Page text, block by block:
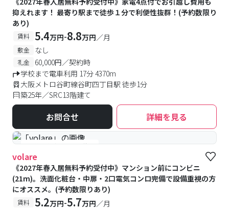
抑えれます！ 最寄り駅まで徒歩１分で利便性抜群！(予約数限り
あり)
賃料 5.4万円-8.8万円／月
敷金 なし
礼金
60,000円／契約時
学校まで電車利用 17分 4370m
大阪メトロ谷町線谷町四丁目駅 徒歩1分
築25年／SRC13階建て
お問合せ 詳細を見る
#予約受付中 #空室待ち
volare
《2027年春入居無料予約受付中》マンション前にコンビニ
(21m)。洗面化粧台・中扉・2口電気コンロ完備で設備重視の方
にオススメ。(予約数限りあり)
賃料 5.2万円-5.7万円／月